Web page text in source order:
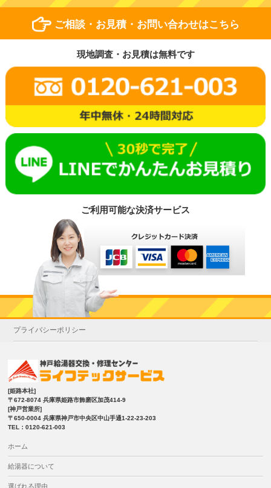
ご相談・お見積・お問い合わせはこちら
現地調査・お見積は無料です
ご利用可能な決済サービス
プライバシーポリシー
[姫路本社]
〒672-8074 兵庫県姫路市飾磨区加茂414-9
[神戸営業所]
〒650-0004 兵庫県神戸市中央区中山手通1-22-23-203
TEL：0120-621-003
ホーム
給湯器について
選ばれる理由